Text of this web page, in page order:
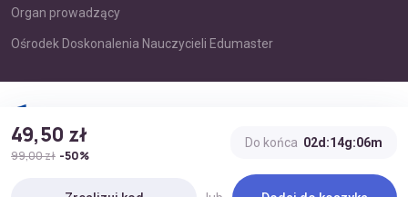
49,50 zł
99,00 zł -50%
Do końca 02d:14g:06m
Organ prowadzący
Ośrodek Doskonalenia Nauczycieli Edumaster